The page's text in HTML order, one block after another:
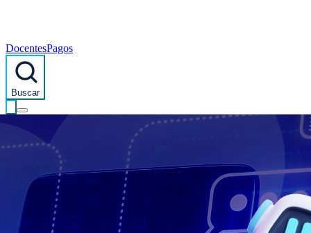
DocentesPagos
Buscar